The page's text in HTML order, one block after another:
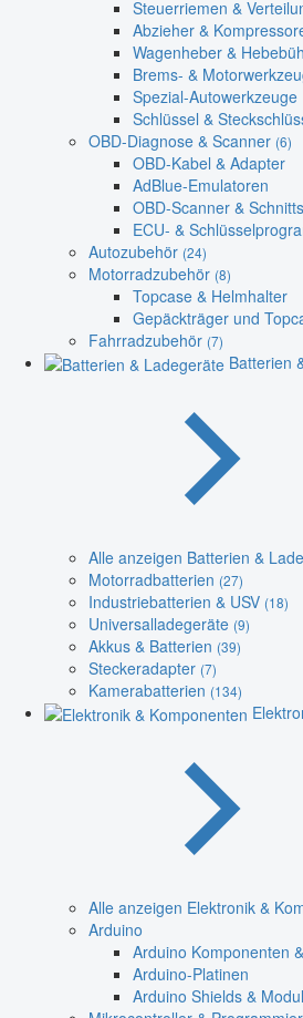
Steuerriemen &
Abzieher &
Wagenheber &
Brems- &
Spezial-Autowerkzeuge
Schlüssel &
OBD-Diagnose & Scanner (6)
OBD-Kabel & Adapter
AdBlue-Emulatoren
OBD-Scanner &
ECU- &
Autozubehör (24)
Motorradzubehör (8)
Topcase & Helmhalter
Gepäckträger und
Fahrradzubehör (7)
Batterien
Alle anzeigen Batterien &
Motorradbatterien (27)
Industriebatterien & USV (18)
Universalladegeräte (9)
Akkus & Batterien (39)
Steckeradapter (7)
Kamerabatterien (134)
Alle anzeigen Elektronik &
Arduino
Arduino Komponenten
Arduino-Platinen
Arduino Shields &